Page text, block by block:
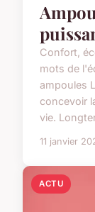
Confort,
mots de
ampoules
concevoir
vie.
11 janvier
ACTU